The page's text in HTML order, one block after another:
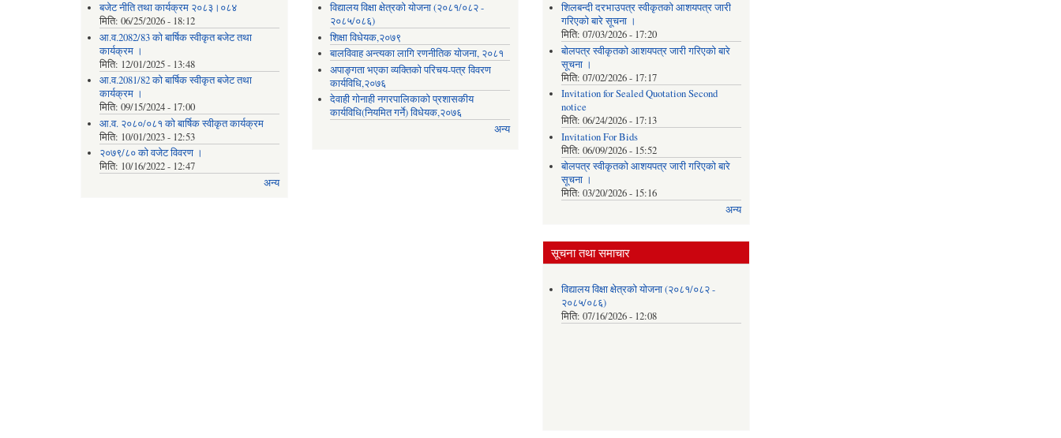
बजेट नीति तथा कार्यक्रम २०८३।०८४
मिति: 06/25/2026 - 18:12
आ.व.2082/83 को बार्षिक स्वीकृत बजेट तथा
कार्यक्रम ।
मिति: 12/01/2025 - 13:48
आ.व.2081/82 को बार्षिक स्वीकृत बजेट तथा
कार्यक्रम ।
मिति: 09/15/2024 - 17:00
आ.व. २०८०/०८१ को बार्षिक स्वीकृत कार्यक्रम
मिति: 10/01/2023 - 12:53
२०७९/८० को वजेट विवरण ।
मिति: 10/16/2022 - 12:47
अन्य
विद्यालय विक्षा क्षेत्रको योजना (२०८१/०८२ -
२०८५/०८६)
शिक्षा विधेयक,२०७९
बालविवाह अन्त्यका लागि रणनीतिक योजना, २०८१
अपाङ्गता भएका व्यक्तिको परिचय-पत्र विवरण
कार्यविधि,२०७६
देवाही गोनाही नगरपालिकाको प्रशासकीय
कार्यविधि(नियमित गर्ने) विधेयक,२०७६
अन्य
शिलबन्दी दरभाउपत्र स्वीकृतको आशयपत्र जारी
गरिएको बारे सूचना ।
मिति: 07/03/2026 - 17:20
बोलपत्र स्वीकृतको आशयपत्र जारी गरिएको बारे
सूचना ।
मिति: 07/02/2026 - 17:17
Invitation for Sealed Quotation Second
notice
मिति: 06/24/2026 - 17:13
Invitation For Bids
मिति: 06/09/2026 - 15:52
बोलपत्र स्वीकृतको आशयपत्र जारी गरिएको बारे
सूचना ।
मिति: 03/20/2026 - 15:16
अन्य
सूचना तथा समाचार
विद्यालय विक्षा क्षेत्रको योजना (२०८१/०८२ -
२०८५/०८६)
मिति: 07/16/2026 - 12:08